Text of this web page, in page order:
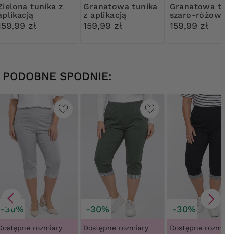
z
zł
Granatowa tunika
z aplikacją
159,99 zł
Granatowa tunika
szaro-
kwiaty
159,99 zł
PODOBNE SPODNIE:
-30%
rozmiary
-30%
Dostępne rozmiary
-30%
Dostępne